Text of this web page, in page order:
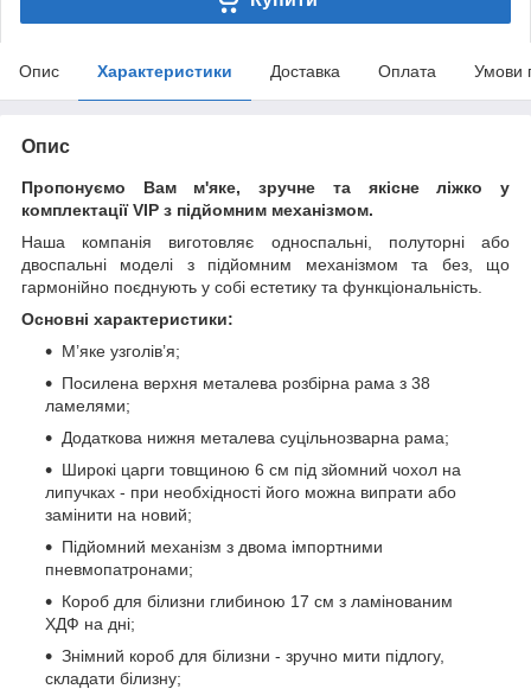
Опис Характеристики Доставка Оплата Умови
Опис
Пропонуємо Вам м'яке, зручне та якiсне ліжко у
комплектації VIP з підйомним механізмом.
Наша компанія виготовляє односпальні, полуторні або
двоспальні моделі з підйомним механізмом та без, що
гармонійно поєднують у собі естетику та функціональність.
Основні характеристики:
М’яке узголів’я;
Посилена верхня металева розбірна рама з 38
ламелями;
Додаткова нижня металева суцільнозварна рама;
Широкі царги товщиною 6 см під зйомний чохол на
липучках - при необхідності його можна випрати або
замінити на новий;
Підйомний механізм з двома імпортними
пневмопатронами;
Короб для білизни глибиною 17 см з ламінованим
ХДФ на дні;
Знімний короб для білизни - зручно мити підлогу,
складати білизну;